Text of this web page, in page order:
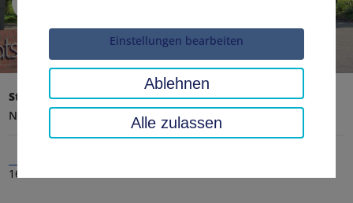
Startseite Landratsamt, Landkreis
Aktuelles
Nachrichten
16.05.2022
Einstellungen bearbeiten
Ablehnen
Alle zulassen